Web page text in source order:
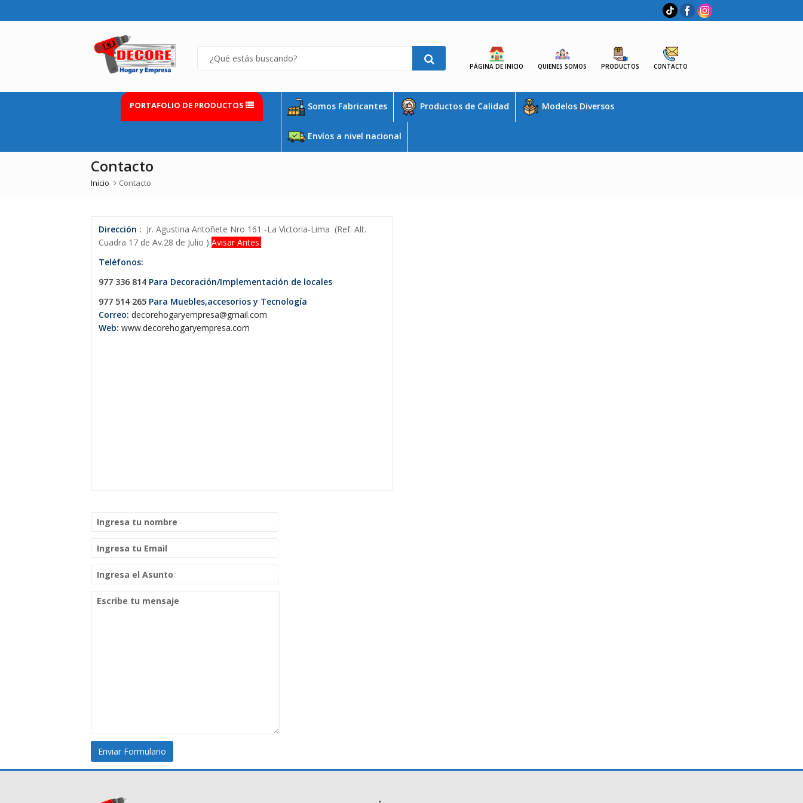
PÁGINA DE INICIO QUIENES SOMOS PRODUCTOS CONTACTO
PORTAFOLIO DE PRODUCTOS Somos Fabricantes Productos de Calidad Modelos Diversos
Envíos a nivel nacional
Contacto
Inicio Contacto
Dirección : Jr. Agustina Antoñete Nro 161 -La Victoria-Lima (Ref. Alt.
Cuadra 17 de Av.28 de Julio ) Avisar Antes.
Teléfonos:
977 336 814 Para Decoración/Implementación de locales
977 514 265 Para Muebles,accesorios y Tecnología
Correo: decorehogaryempresa@gmail.com
Web: www.decorehogaryempresa.com